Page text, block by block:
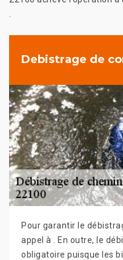
Debistrage de
Pour garantir le
appel à . En outre, le
obligatoire puisque les